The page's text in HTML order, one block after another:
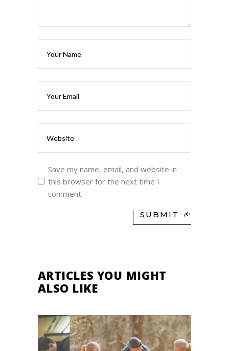
Save my name, email, and website in
this browser for the next time I
comment.
SUBMIT
ARTICLES YOU MIGHT
ALSO LIKE